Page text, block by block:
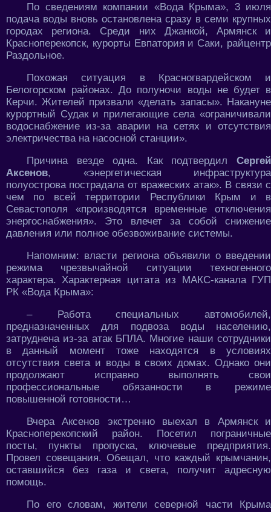
По сведениям компании «Вода Крыма», 3 июля
подача воды вновь остановлена сразу в семи крупных
городах региона. Среди них Джанкой, Армянск и
Красноперекопск, курорты Евпатория и Саки, райцентр
Раздольное.
Похожая ситуация в Красногвардейском и
Белогорском районах. До полуночи воды не будет в
Керчи. Жителей призвали «делать запасы». Накануне
курортный Судак и прилегающие села «ограничивали
водоснабжение из-за аварии на сетях и отсутствия
электричества на насосной станции».
Причина везде одна. Как подтвердил Сергей
Аксенов, «энергетическая инфраструктура
полуострова пострадала от вражеских атак». В связи с
чем по всей территории Республики Крым и в
Севастополя «производятся временные отключения
энергоснабжения». Это влечет за собой снижение
давления или полное обезвоживание системы.
Напомним: власти региона объявили о введении
режима чрезвычайной ситуации техногенного
характера. Характерная цитата из МАКС-канала ГУП
РК «Вода Крыма»:
– Работа специальных автомобилей,
предназначенных для подвоза воды населению,
затруднена из-за атак БПЛА. Многие наши сотрудники
в данный момент тоже находятся в условиях
отсутствия света и воды в своих домах. Однако они
продолжают исправно выполнять свои
профессиональные обязанности в режиме
повышенной готовности…
Вчера Аксенов экстренно выехал в Армянск и
Красноперекопский район. Посетил пограничные
посты, пункты пропуска, ключевые предприятия.
Провел совещания. Обещал, что каждый крымчанин,
оставшийся без газа и света, получит адресную
помощь.
По его словам, жители северной части Крыма